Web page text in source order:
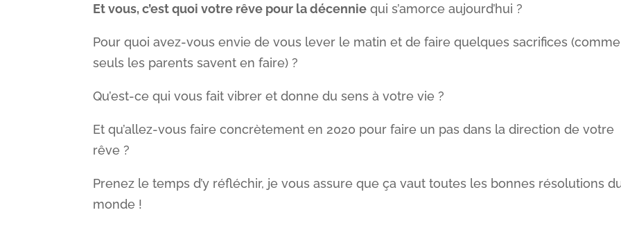
Et vous, c’est quoi votre rêve pour la décennie qui s’amorce aujourd’hui ?
Pour quoi avez-vous envie de vous lever le matin et de faire quelques sacrifices (comme
seuls les parents savent en faire) ?
Qu’est-ce qui vous fait vibrer et donne du sens à votre vie ?
Et qu’allez-vous faire concrètement en 2020 pour faire un pas dans la direction de votre
rêve ?
Prenez le temps d’y réfléchir, je vous assure que ça vaut toutes les bonnes résolutions
monde !